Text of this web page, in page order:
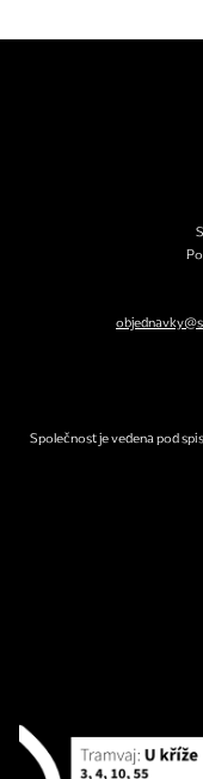
Společnost je vedena pod